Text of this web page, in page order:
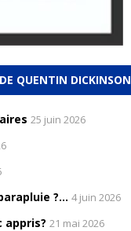
QUENTIN DICKINSON
25 juin 2026
?... 4 juin 2026
appris? 21 mai 2026